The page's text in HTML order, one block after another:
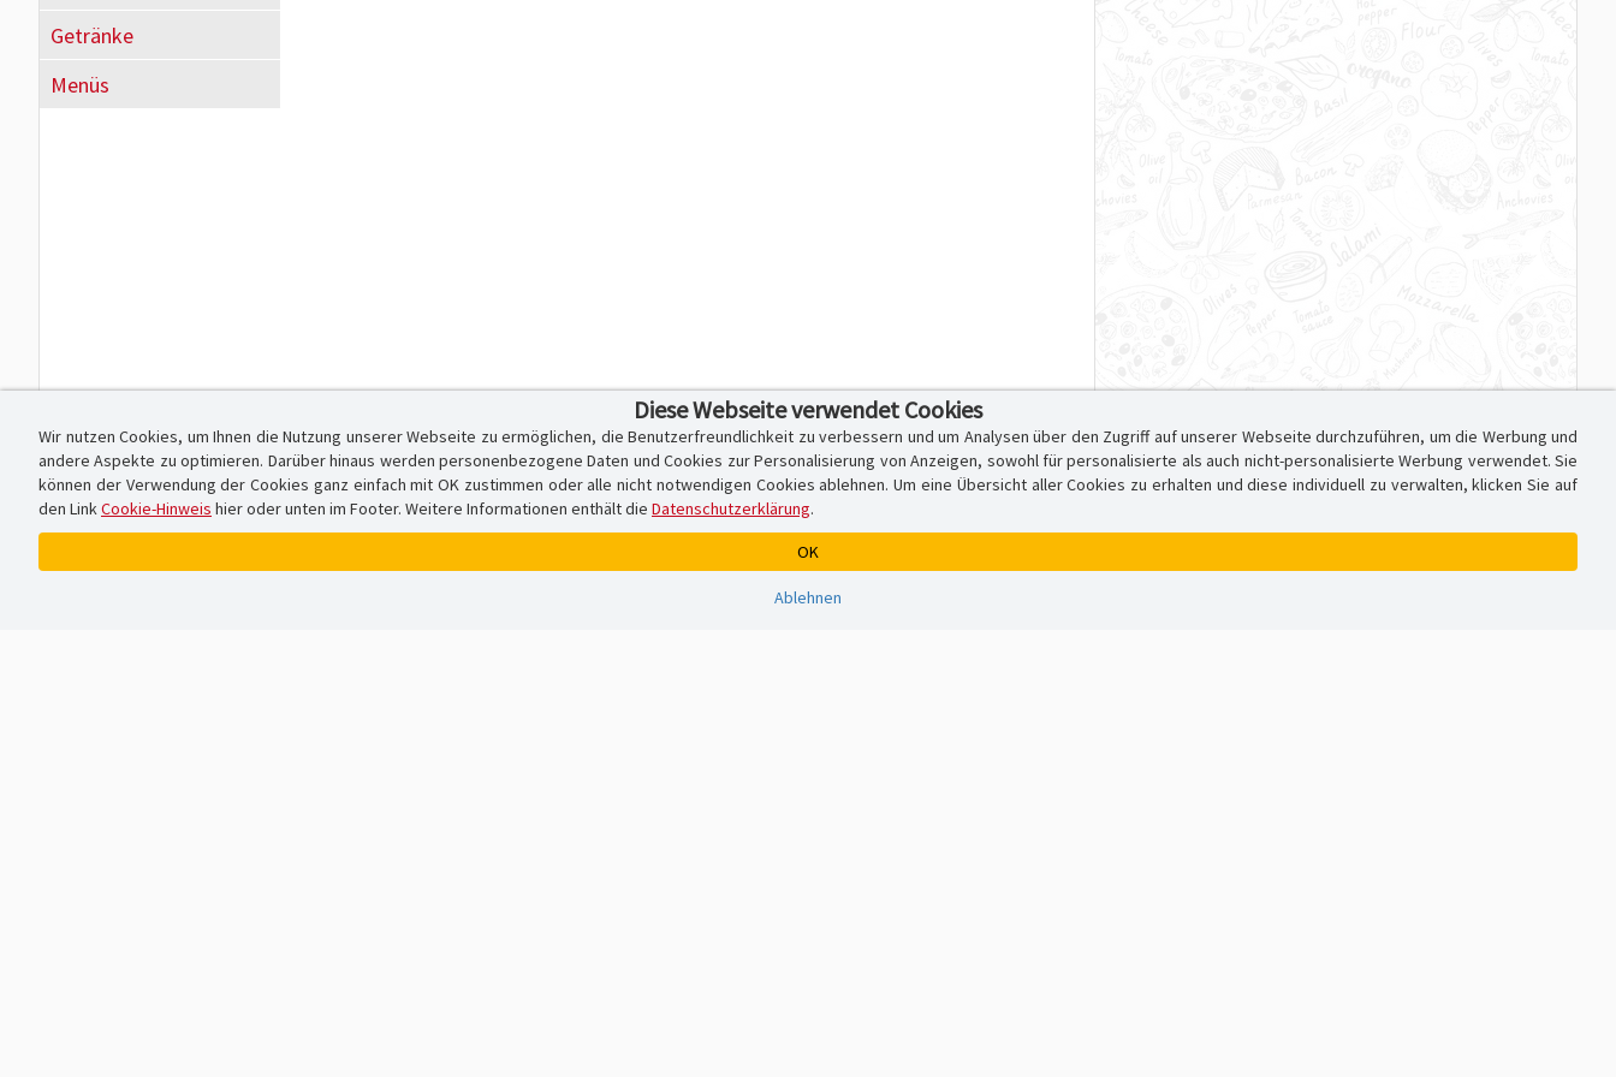
Getränke
Menüs
Diese Webseite verwendet Cookies
Wir nutzen Cookies, um Ihnen die Nutzung unserer Webseite zu ermöglichen, die Benutzerfreundlichkeit zu verbessern und um Analysen über den Zugriff auf unserer Webseite durchzuführen, um die Werbung und
andere Aspekte zu optimieren. Darüber hinaus werden personenbezogene Daten und Cookies zur Personalisierung von Anzeigen, sowohl für personalisierte als auch nicht-personalisierte Werbung verwendet. Sie
können der Verwendung der Cookies ganz einfach mit OK zustimmen oder alle nicht notwendigen Cookies ablehnen. Um eine Übersicht aller Cookies zu erhalten und diese individuell zu verwalten, klicken Sie auf
den LinkCookie-Hinweis hier oder unten im Footer. Weitere Informationen enthält die Datenschutzerklärung.
OK
Ablehnen